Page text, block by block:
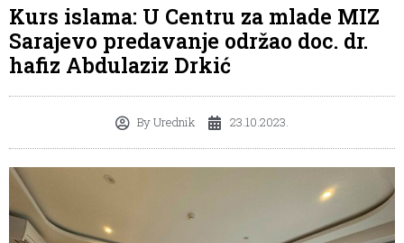
Kurs islama: U Centru za mlade MIZ
Sarajevo predavanje održao doc. dr.
hafiz Abdulaziz Drkić
ByUrednik 23.10.2023.